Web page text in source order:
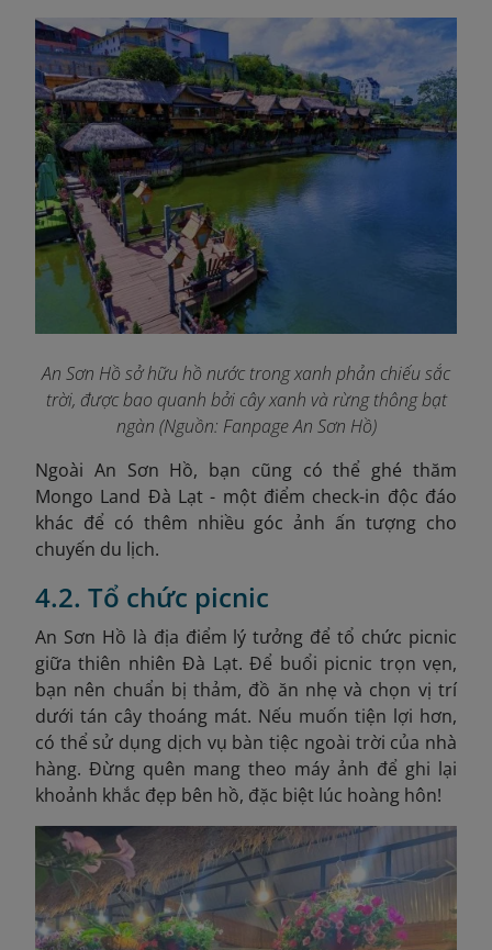
An Sơn Hồ sở hữu hồ nước trong xanh phản chiếu sắc
trời, được bao quanh bởi cây xanh và rừng thông bạt
ngàn (Nguồn: Fanpage An Sơn Hồ)
Ngoài An Sơn Hồ, bạn cũng có thể ghé thăm
Mongo Land Đà Lạt - mộtđiểm check-in độc đáo
khác để có thêm nhiều góc ảnh ấn tượng cho
chuyến du lịch.
4.2. Tổ chức picnic
An Sơn Hồ là địa điểm lý tưởng để tổ chức picnic
giữa thiên nhiên Đà Lạt. Để buổi picnic trọn vẹn,
bạn nên chuẩn bị thảm, đồ ăn nhẹ và chọn vị trí
dưới tán cây thoáng mát. Nếu muốn tiện lợi hơn,
có thể sử dụng dịch vụ bàn tiệc ngoài trời của nhà
hàng. Đừng quên mang theo máy ảnh để ghi lại
khoảnh khắc đẹp bên hồ, đặc biệt lúc hoàng hôn!